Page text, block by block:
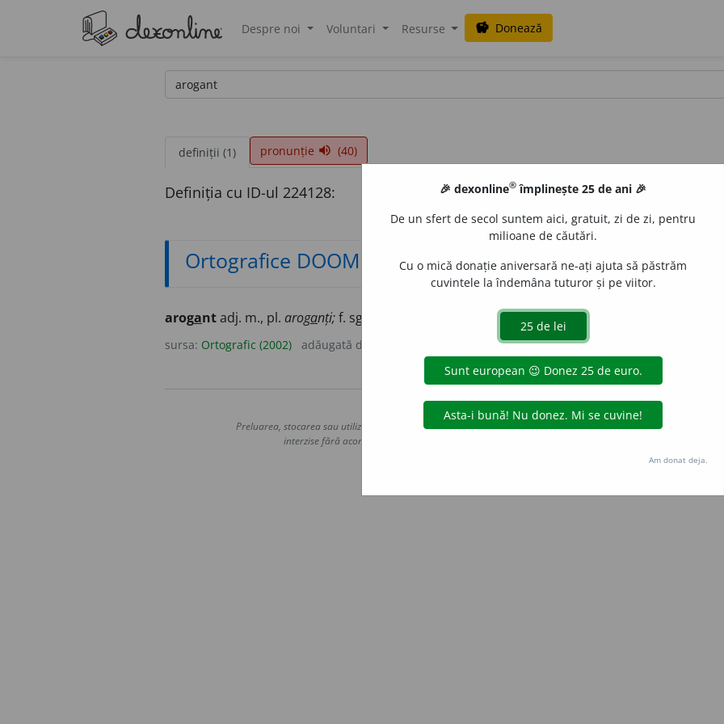
Despre noi Voluntari Resurse savings Donează
definiții (1) pronunție volume_up (40)
Definiția cu ID-ul 224128:
Ortografice DOOM
arogantadj. m., pl. aroganți;f. sg.
sursa: Ortografic (2002) adăugată de
Copyright © 2004-2026 dexonline (https://dexonline.ro)
Preluarea, stocarea sau utilizarea datelor de pe acest site, inclusiv prin orice metode de extragere automată
interzise fără acordul nostru prealabil scris, cu excepția seturilor de date oferite oficial spre utilizare
Hosterion
🎉 dexonline® împlinește 25 de ani 🎉
De un sfert de secol suntem aici, gratuit, zi de zi, pentru
milioane de căutări.
Cu o mică donație aniversară ne-ați ajuta să păstrăm
cuvintele la îndemâna tuturor și pe viitor.
Am donat deja.